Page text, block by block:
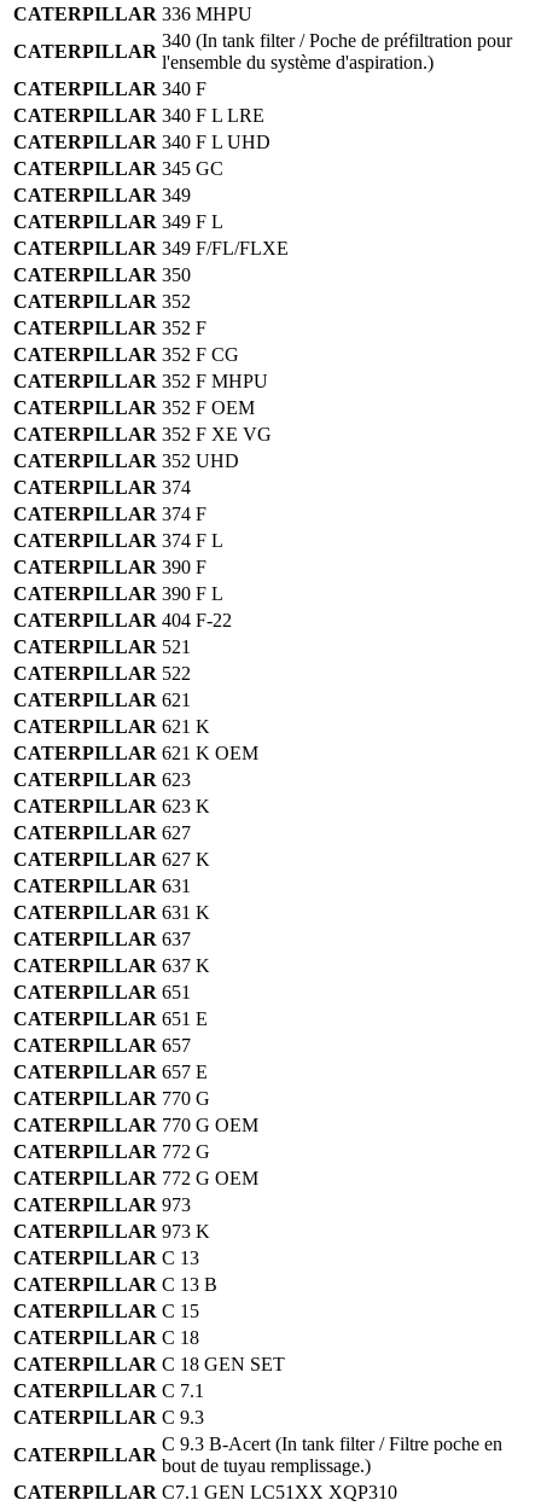
CATERPILLAR 336 MHPU
CATERPILLAR
340 (In tank filter / Poche de préfiltration pour
l'ensemble du système d'aspiration.)
CATERPILLAR 340 F
CATERPILLAR 340 F L LRE
CATERPILLAR 340 F L UHD
CATERPILLAR 345 GC
CATERPILLAR 349
CATERPILLAR 349 F L
CATERPILLAR 349 F/FL/FLXE
CATERPILLAR 350
CATERPILLAR 352
CATERPILLAR 352 F
CATERPILLAR 352 F CG
CATERPILLAR 352 F MHPU
CATERPILLAR 352 F OEM
CATERPILLAR 352 F XE VG
CATERPILLAR 352 UHD
CATERPILLAR 374
CATERPILLAR 374 F
CATERPILLAR 374 F L
CATERPILLAR 390 F
CATERPILLAR 390 F L
CATERPILLAR 404 F-22
CATERPILLAR 521
CATERPILLAR 522
CATERPILLAR 621
CATERPILLAR 621 K
CATERPILLAR 621 K OEM
CATERPILLAR 623
CATERPILLAR 623 K
CATERPILLAR 627
CATERPILLAR 627 K
CATERPILLAR 631
CATERPILLAR 631 K
CATERPILLAR 637
CATERPILLAR 637 K
CATERPILLAR 651
CATERPILLAR 651 E
CATERPILLAR 657
CATERPILLAR 657 E
CATERPILLAR 770 G
CATERPILLAR 770 G OEM
CATERPILLAR 772 G
CATERPILLAR 772 G OEM
CATERPILLAR 973
CATERPILLAR 973 K
CATERPILLAR C 13
CATERPILLAR C 13 B
CATERPILLAR C 15
CATERPILLAR C 18
CATERPILLAR C 18 GEN SET
CATERPILLAR C 7.1
CATERPILLAR C 9.3
CATERPILLAR
C 9.3 B-Acert (In tank filter / Filtre poche en
bout de tuyau remplissage.)
CATERPILLAR C7.1 GEN LC51XX XQP310